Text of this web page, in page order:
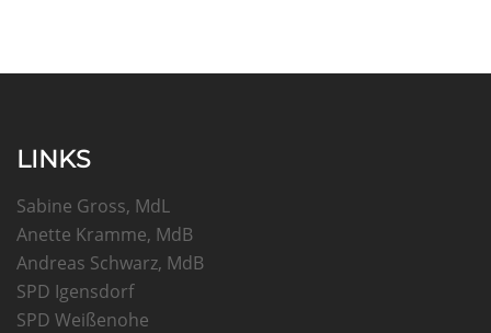
LINKS
Sabine Gross, MdL
Anette Kramme, MdB
Andreas Schwarz, MdB
SPD Igensdorf
SPD Weißenohe